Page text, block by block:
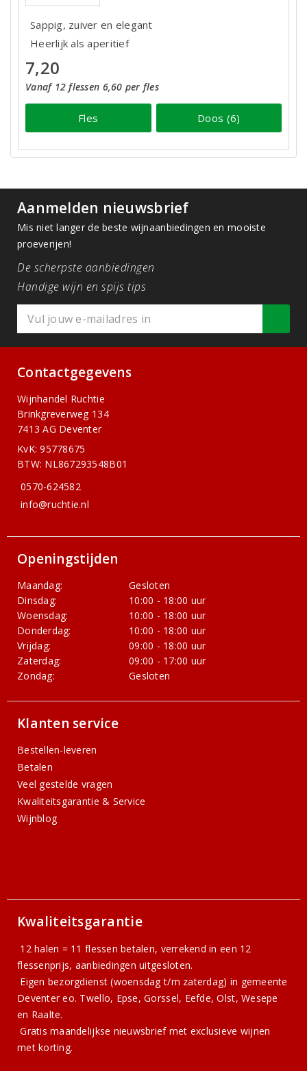
Sappig, zuiver en elegant
Heerlijk als aperitief
7,20
Vanaf 12 flessen 6,60 per fles
Fles Doos (6)
Aanmelden nieuwsbrief
Mis niet langer de beste wijnaanbiedingen en mooiste
proeverijen!
De scherpste aanbiedingen
Handige wijn en spijs tips
Contactgegevens
Wijnhandel Ruchtie
Brinkgreverweg 134
7413 AG Deventer
KvK: 95778675
BTW: NL867293548B01
0570-624582
info@ruchtie.nl
Openingstijden
Maandag:
Gesloten
Dinsdag:
10:00 - 18:00 uur
Woensdag:
10:00 - 18:00 uur
Donderdag:
10:00 - 18:00 uur
Vrijdag:
09:00 - 18:00 uur
Zaterdag:
09:00 - 17:00 uur
Zondag:
Gesloten
Klanten service
Bestellen-leveren
Betalen
Veel gestelde vragen
Kwaliteitsgarantie & Service
Wijnblog
Kwaliteitsgarantie
12 halen = 11 flessen betalen, verrekend in een 12
flessenprijs, aanbiedingen uitgesloten.
Eigen bezorgdienst (woensdag t/m zaterdag) in gemeente
Deventer eo. Twello, Epse, Gorssel, Eefde, Olst, Wesepe
en Raalte.
Gratismaandelijkse nieuwsbriefmet exclusieve wijnen
met korting.